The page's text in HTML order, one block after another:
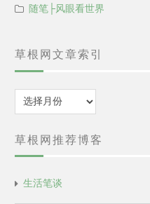
随笔├风眼看世界
草根网文章索引
归
档
草根网推荐博客
生活笔谈